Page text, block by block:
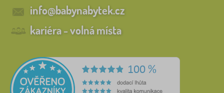
info@babynabytek.cz
kariéra - volná místa